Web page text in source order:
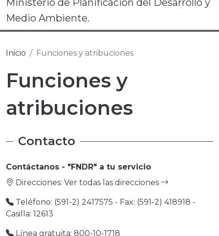
Ministerio de Planificación del Desarrollo y
Medio Ambiente.
Inicio Funciones y atribuciones
Funciones y
atribuciones
Contacto
Contáctanos - "FNDR" a tu servicio
Direcciones: Ver todas las direcciones
Teléfono: (591-2) 2417575 - Fax: (591-2) 418918 -
Casilla: 12613
Línea gratuita: 800-10-1718